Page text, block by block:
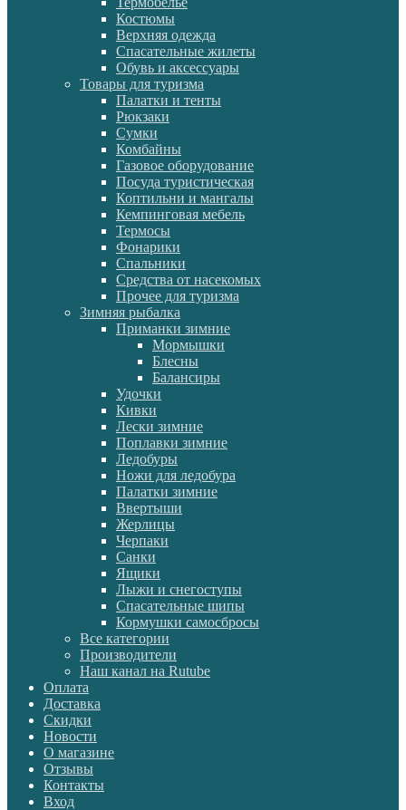
Костюмы
Верхняя одежда
Спасательные жилеты
Обувь и аксессуары
Товары для туризма
Палатки и тенты
Рюкзаки
Сумки
Комбайны
Газовое оборудование
Посуда туристическая
Коптильни и мангалы
Кемпинговая мебель
Термосы
Фонарики
Спальники
Средства от насекомых
Прочее для туризма
Зимняя рыбалка
Приманки зимние
Мормышки
Блесны
Балансиры
Удочки
Кивки
Лески зимние
Поплавки зимние
Ледобуры
Ножи для ледобура
Палатки зимние
Ввертыши
Жерлицы
Черпаки
Санки
Ящики
Лыжи и снегоступы
Спасательные шипы
Кормушки самосбросы
Все категории
Производители
Наш канал на Rutube
Оплата
Доставка
Скидки
Новости
О магазине
Отзывы
Контакты
Вход